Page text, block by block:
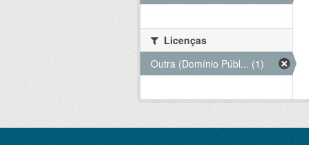
Licenças
Outra (Domínio Públ... (1)